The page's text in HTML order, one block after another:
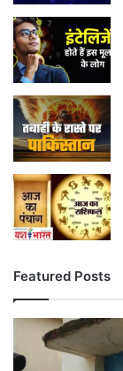
Featured Posts
अचानक
पहुंचे